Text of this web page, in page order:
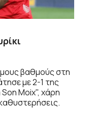
βαθμούς στη
με 2-1 της
Moix", χάρη